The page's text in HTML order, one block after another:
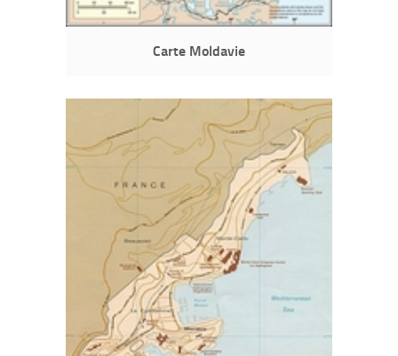
Carte Moldavie